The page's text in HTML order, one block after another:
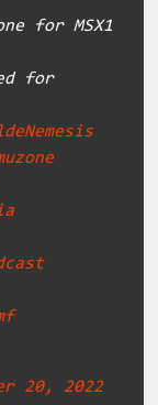
for MSX1
for
20, 2022